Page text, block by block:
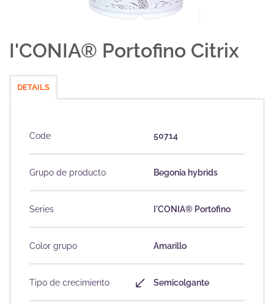
I'CONIA® Portofino Citrix
DETAILS
Code 50714
Grupo de producto Begonia hybrids
Series I'CONIA® Portofino
Color grupo Amarillo
Tipo de crecimiento Semicolgante